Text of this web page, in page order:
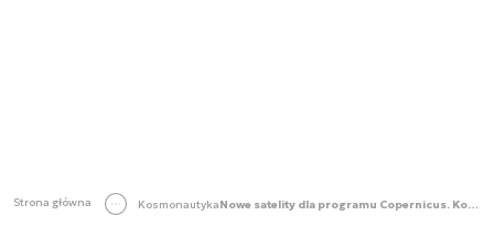
Strona główna Kosmonautyka Nowe satelity dla programu Copernicus. Kontrakt za 450 mln Euro